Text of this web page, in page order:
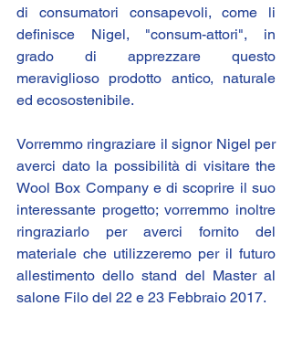
di consumatori consapevoli, come li
definisce Nigel, "consum-attori", in
grado di apprezzare questo
meraviglioso prodotto antico, naturale
ed ecosostenibile.
Vorremmo ringraziare il signor Nigel per
averci dato la possibilità di visitare the
Wool Box Company e di scoprire il suo
interessante progetto; vorremmo inoltre
ringraziarlo per averci fornito del
materiale che utilizzeremo per il futuro
allestimento dello stand del Master al
salone Filo del 22 e 23 Febbraio 2017.